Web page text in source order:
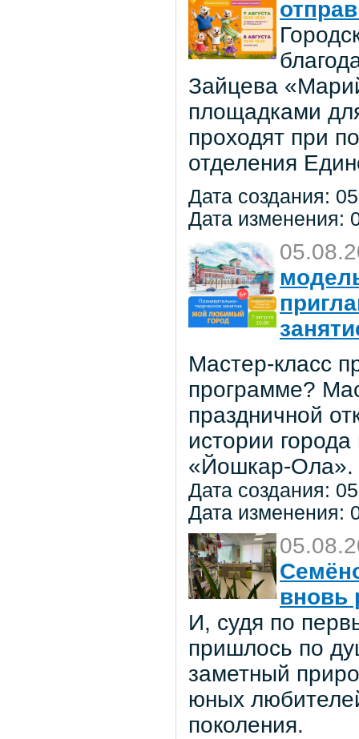
Зайцева
площадками
проходят при
отделения
Дата создания:
Дата изменения:
Мастер-класс
программе?
праздничной
истории
«Йошкар-Ола».
Дата создания:
Дата изменения:
вновь
И, судя по
пришлось по
заметный
юных
поколения.